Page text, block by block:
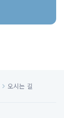
오시는 길